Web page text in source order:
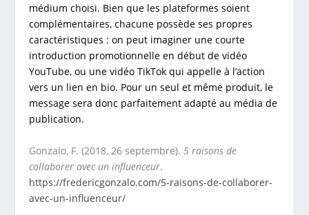
médium choisi. Bien que les plateformes soient
complémentaires, chacune possède ses propres
caractéristiques : on peut imaginer une courte
introduction promotionnelle en début de vidéo
YouTube, ou une vidéo TikTok qui appelle à l’action
vers un lien en bio. Pour un seul et même produit, le
message sera donc parfaitement adapté au média de
publication.
Gonzalo, F. (2018, 26 septembre).5 raisons de
collaborer avec un influenceur.
https://fredericgonzalo.com/5-raisons-de-collaborer-
avec-un-influenceur/